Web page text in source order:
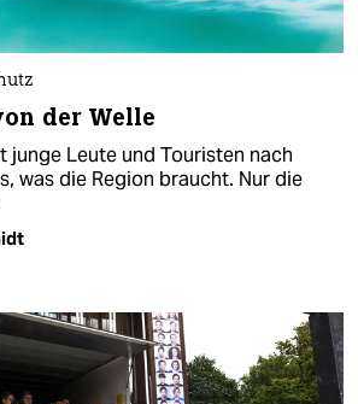
der Welle
junge Leute und Touristen nach
was die Region braucht. Nur die